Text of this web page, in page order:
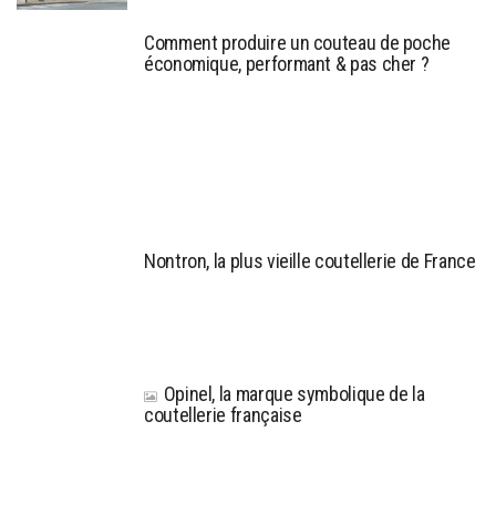
Comment produire un couteau de poche
économique, performant & pas cher ?
Nontron, la plus vieille coutellerie de France
Opinel, la marque symbolique de la
coutellerie française